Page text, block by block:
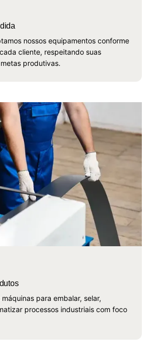
nossos equipamentos conforme
cliente, respeitando suas
produtivas.
para embalar, selar,
processos industriais com foco